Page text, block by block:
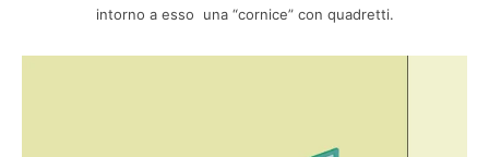
intorno a esso una “cornice” con quadretti.